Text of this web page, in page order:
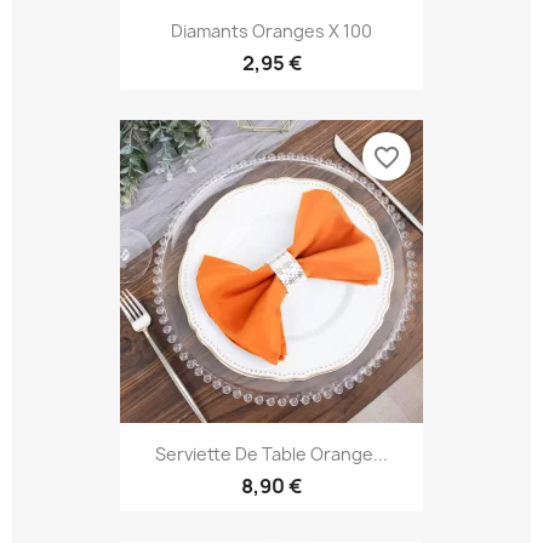
Diamants Oranges X 100
2,95 €
Serviette De Table Orange...
8,90 €
favorite_border